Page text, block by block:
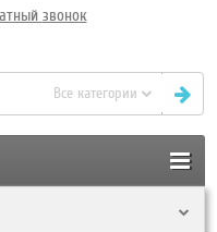
звонок
Все категории